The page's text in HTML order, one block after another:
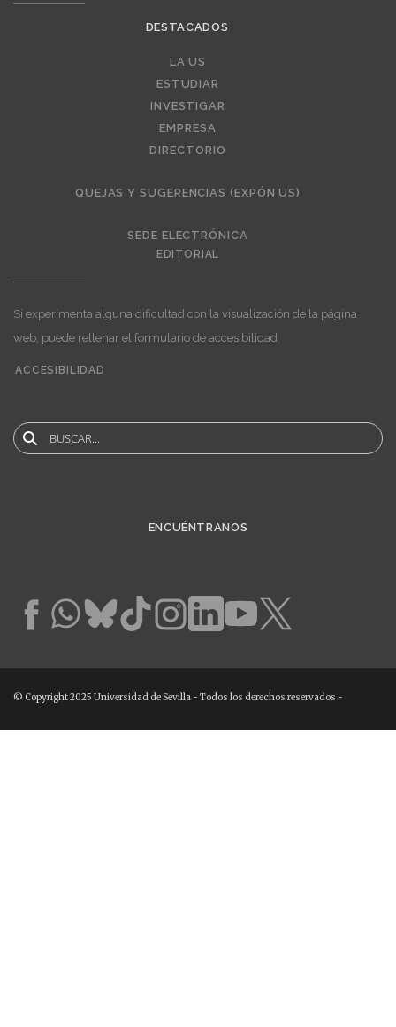
DESTACADOS
LA US
ESTUDIAR
INVESTIGAR
EMPRESA
DIRECTORIO
QUEJAS Y SUGERENCIAS (EXPÓN US)
SEDE ELECTRÓNICA
EDITORIAL
Si experimenta alguna dificultad con la visualización de la página
web, puede rellenar el formulario de accesibilidad
account
menu
ACCESIBILIDAD
Buscar
ENCUÉNTRANOS
© Copyright 2025 Universidad de Sevilla - Todos los derechos reservados -